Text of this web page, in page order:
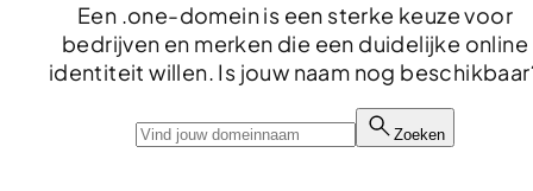
Een .one-domein is een sterke keuze voor
bedrijven en merken die een duidelijke online
identiteit willen. Is jouw naam nog
Zoeken